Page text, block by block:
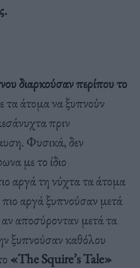
διαρκούσαν περίπου το
τα άτομα να ξυπνούν
πριν
Φυσικά, δεν
με το ίδιο
αργά τη νύχτα τα άτομα
αργά ξυπνούσαν μετά
αποσύρονταν μετά τα
ξυπνούσαν καθόλου
«The Squire’s Tale»